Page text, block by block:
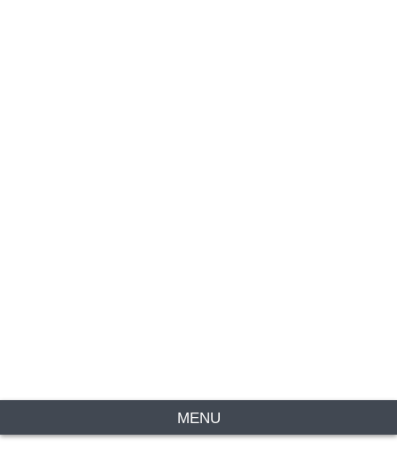
MENU